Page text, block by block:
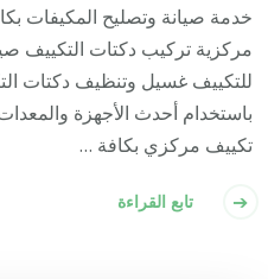
خدمة صيانة وتصليح المكيفات
مركزية تركيب دكتات التكييف
للتكييف غسيل وتنظيف دكتات
باستخدام أحدث الأجهزة
تكييف مركزي بكافة …
تابع القراءة